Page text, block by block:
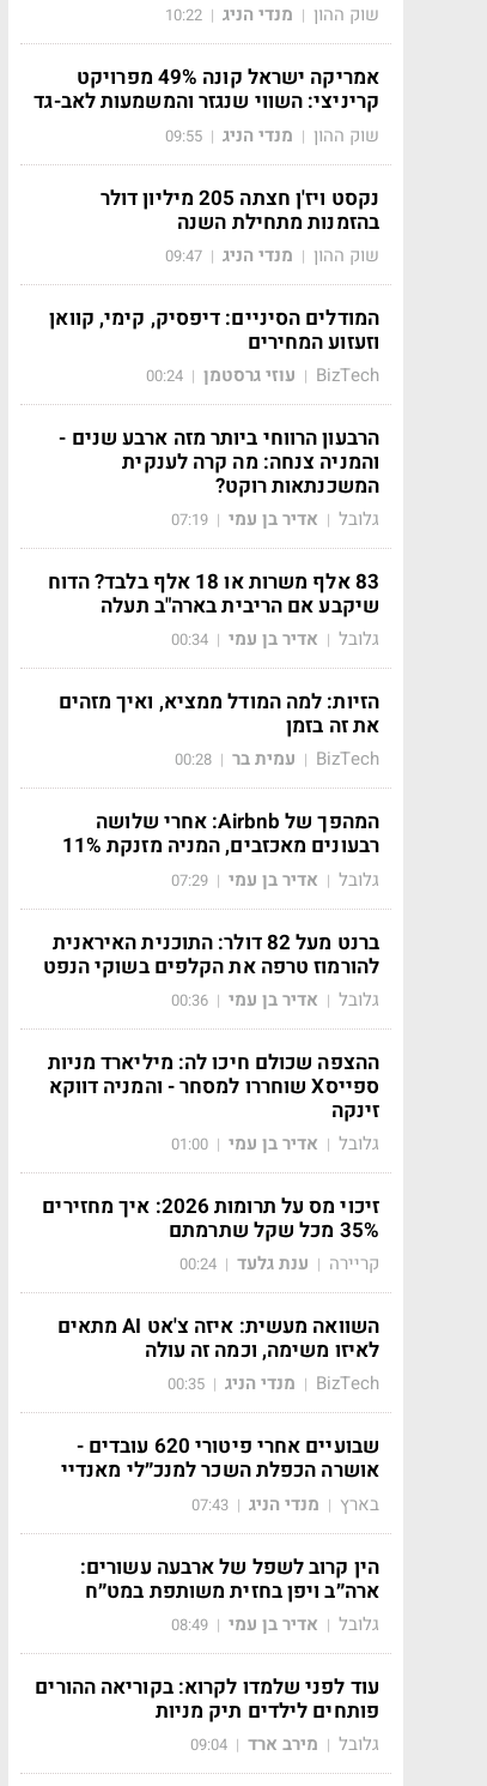
שוק ההון | מנדי הניג |
10:22
אמריקה ישראל קונה 49% מפרויקט
קריניצי: השווי שנגזר והמשמעות לאב-גד
שוק ההון | מנדי הניג |
09:55
נקסט ויז'ן חצתה 205 מיליון דולר
בהזמנות מתחילת השנה
שוק ההון | מנדי הניג |
09:47
המודלים הסיניים: דיפסיק, קימי, קוואן
וזעזוע המחירים
BizTech
| עוזי גרסטמן |
00:24
הרבעון הרווחי ביותר מזה ארבע שנים -
והמניה צנחה: מה קרה לענקית
המשכנתאות רוקט?
גלובל | אדיר בן עמי |
07:19
83 אלף משרות או 18 אלף בלבד? הדוח
שיקבע אם הריבית בארה"ב תעלה
גלובל | אדיר בן עמי |
00:34
הזיות: למה המודל ממציא, ואיך מזהים
את זה בזמן
BizTech
| עמית בר |
00:28
המהפך של Airbnb: אחרי שלושה
רבעונים מאכזבים, המניה מזנקת 11%
גלובל | אדיר בן עמי |
07:29
ברנט מעל 82 דולר: התוכנית האיראנית
להורמוז טרפה את הקלפים בשוקי הנפט
גלובל | אדיר בן עמי |
00:36
ההצפה שכולם חיכו לה: מיליארד מניות
ספייסX שוחררו למסחר - והמניה דווקא
זינקה
גלובל | אדיר בן עמי |
01:00
זיכוי מס על תרומות 2026: איך מחזירים
35% מכל שקל שתרמתם
קריירה | ענת גלעד |
00:24
השוואה מעשית: איזה צ'אט AI מתאים
לאיזו משימה, וכמה זה עולה
BizTech
| מנדי הניג |
00:35
שבועיים אחרי פיטורי 620 עובדים -
אושרה הכפלת השכר למנכ״לי מאנדיי
בארץ | מנדי הניג |
07:43
הין קרוב לשפל של ארבעה עשורים:
ארה״ב ויפן בחזית משותפת במט״ח
גלובל | אדיר בן עמי |
08:49
עוד לפני שלמדו לקרוא: בקוריאה ההורים
פותחים לילדים תיק מניות
גלובל | מירב ארד |
09:04